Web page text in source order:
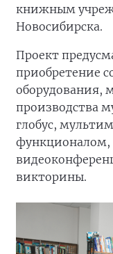
книжным
Новосибирска.
Проект
приобретение
оборудования,
производства
глобус,
викторины.